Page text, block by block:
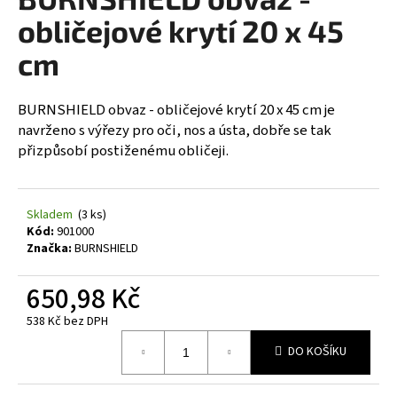
z
hvězdiček.
obličejové krytí 20 x 45
cm
BURNSHIELD obvaz - obličejové krytí 20 x 45 cm je
navrženo s výřezy pro oči, nos a ústa, dobře se tak
přizpůsobí postiženému obličeji.
Skladem (3 ks)
Kód: 901000
Značka: BURNSHIELD
650,98 Kč
538 Kč bez DPH
DO KOŠÍKU
a
j
í
?
D
o
p
u